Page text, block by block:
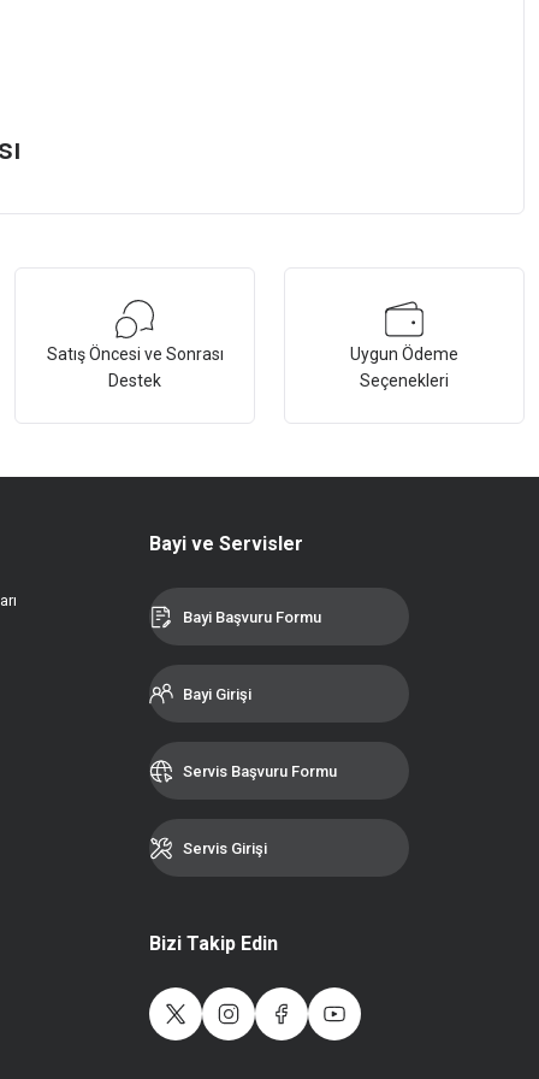
Satış Öncesi ve Sonrası
Destek
Uygun Ödeme
Seçenekleri
Bayi ve Servisler
Bayi Başvuru Formu
Bayi Girişi
Servis Başvuru Formu
Servis Girişi
Bizi Takip Edin